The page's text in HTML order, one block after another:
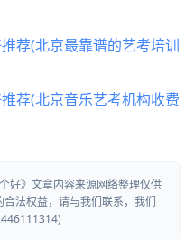
荐(北京最靠谱的艺考培训
荐(北京音乐艺考机构收费
好》文章内容来源网络整理仅供
法权益，请与我们联系，我们